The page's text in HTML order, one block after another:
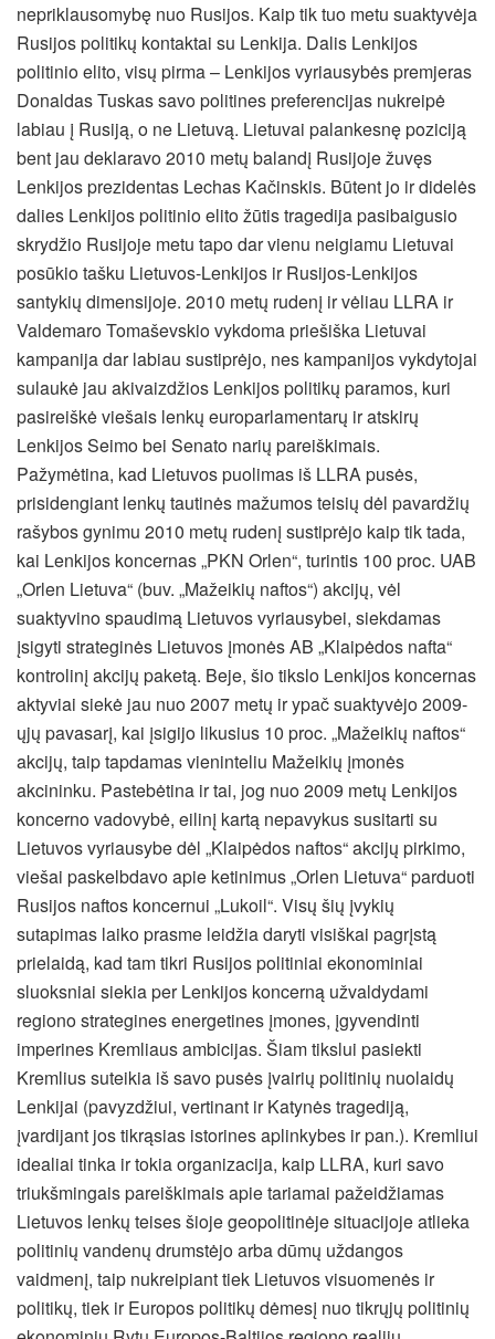
nepriklausomybę nuo Rusijos. Kaip tik tuo metu suaktyvėja
Rusijos politikų kontaktai su Lenkija. Dalis Lenkijos
politinio elito, visų pirma – Lenkijos vyriausybės premjeras
Donaldas Tuskas savo politines preferencijas nukreipė
labiau į Rusiją, o ne Lietuvą. Lietuvai palankesnę poziciją
bent jau deklaravo 2010 metų balandį Rusijoje žuvęs
Lenkijos prezidentas Lechas Kačinskis. Būtent jo ir didelės
dalies Lenkijos politinio elito žūtis tragedija pasibaigusio
skrydžio Rusijoje metu tapo dar vienu neigiamu Lietuvai
posūkio tašku Lietuvos-Lenkijos ir Rusijos-Lenkijos
santykių dimensijoje. 2010 metų rudenį ir vėliau LLRA ir
Valdemaro Tomaševskio vykdoma priešiška Lietuvai
kampanija dar labiau sustiprėjo, nes kampanijos vykdytojai
sulaukė jau akivaizdžios Lenkijos politikų paramos, kuri
pasireiškė viešais lenkų europarlamentarų ir atskirų
Lenkijos Seimo bei Senato narių pareiškimais.
Pažymėtina, kad Lietuvos puolimas iš LLRA pusės,
prisidengiant lenkų tautinės mažumos teisių dėl pavardžių
rašybos gynimu 2010 metų rudenį sustiprėjo kaip tik tada,
kai Lenkijos koncernas „PKN Orlen“, turintis 100 proc. UAB
„Orlen Lietuva“ (buv. „Mažeikių naftos“) akcijų, vėl
suaktyvino spaudimą Lietuvos vyriausybei, siekdamas
įsigyti strateginės Lietuvos įmonės AB „Klaipėdos nafta“
kontrolinį akcijų paketą. Beje, šio tikslo Lenkijos koncernas
aktyviai siekė jau nuo 2007 metų ir ypač suaktyvėjo 2009-
ųjų pavasarį, kai įsigijo likusius 10 proc. „Mažeikių naftos“
akcijų, taip tapdamas vieninteliu Mažeikių įmonės
akcininku. Pastebėtina ir tai, jog nuo 2009 metų Lenkijos
koncerno vadovybė, eilinį kartą nepavykus susitarti su
Lietuvos vyriausybe dėl „Klaipėdos naftos“ akcijų pirkimo,
viešai paskelbdavo apie ketinimus „Orlen Lietuva“ parduoti
Rusijos naftos koncernui „Lukoil“. Visų šių įvykių
sutapimas laiko prasme leidžia daryti visiškai pagrįstą
prielaidą, kad tam tikri Rusijos politiniai ekonominiai
sluoksniai siekia per Lenkijos koncerną užvaldydami
regiono strategines energetines įmones, įgyvendinti
imperines Kremliaus ambicijas. Šiam tikslui pasiekti
Kremlius suteikia iš savo pusės įvairių politinių nuolaidų
Lenkijai (pavyzdžiui, vertinant ir Katynės tragediją,
įvardijant jos tikrąsias istorines aplinkybes ir pan.). Kremliui
idealiai tinka ir tokia organizacija, kaip LLRA, kuri savo
triukšmingais pareiškimais apie tariamai pažeidžiamas
Lietuvos lenkų teises šioje geopolitinėje situacijoje atlieka
politinių vandenų drumstėjo arba dūmų uždangos
vaidmenį, taip nukreipiant tiek Lietuvos visuomenės ir
politikų, tiek ir Europos politikų dėmesį nuo tikrųjų politinių